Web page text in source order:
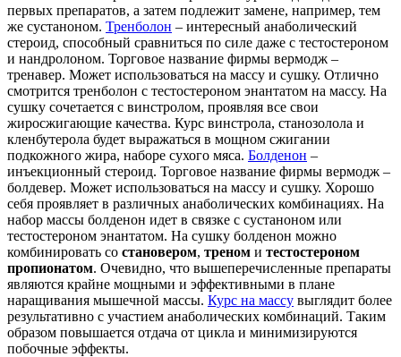
первых препаратов, а затем подлежит замене, например, тем
же сустаноном. Тренболон – интересный анаболический
стероид, способный сравниться по силе даже с тестостероном
и нандролоном. Торговое название фирмы вермодж –
тренавер. Может использоваться на массу и сушку. Отлично
смотрится тренболон с тестостероном энантатом на массу. На
сушку сочетается с винстролом, проявляя все свои
жиросжигающие качества. Курс винстрола, станозолола и
кленбутерола будет выражаться в мощном сжигании
подкожного жира, наборе сухого мяса. Болденон –
инъекционный стероид. Торговое название фирмы вермодж –
болдевер. Может использоваться на массу и сушку. Хорошо
себя проявляет в различных анаболических комбинациях. На
набор массы болденон идет в связке с сустаноном или
тестостероном энантатом. На сушку болденон можно
комбинировать со становером, треном и тестостероном
пропионатом. Очевидно, что вышеперечисленные препараты
являются крайне мощными и эффективными в плане
наращивания мышечной массы. Курс на массу выглядит более
результативно с участием анаболических комбинаций. Таким
образом повышается отдача от цикла и минимизируются
побочные эффекты.